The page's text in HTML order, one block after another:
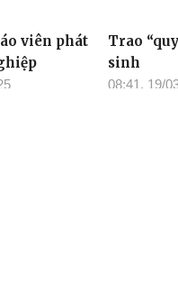
viên phát
Trao
sinh
08:41, 19/